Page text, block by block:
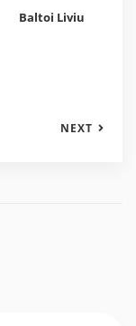
Baltoi Liviu
NEXT